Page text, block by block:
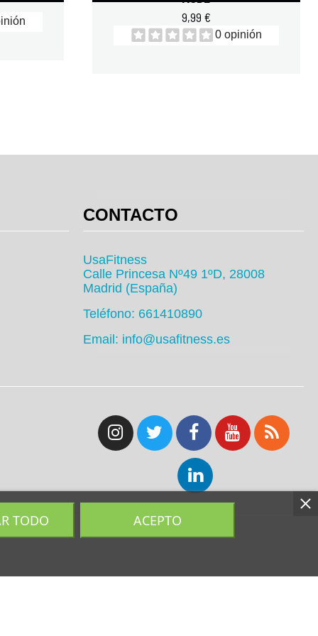
TODO ACEPTO
9,99 €
0 opinión
CONTACTO
UsaFitness
Calle Princesa Nº49 1ºD, 28008
Madrid (España)
Teléfono: 661410890
Email: info@usafitness.es